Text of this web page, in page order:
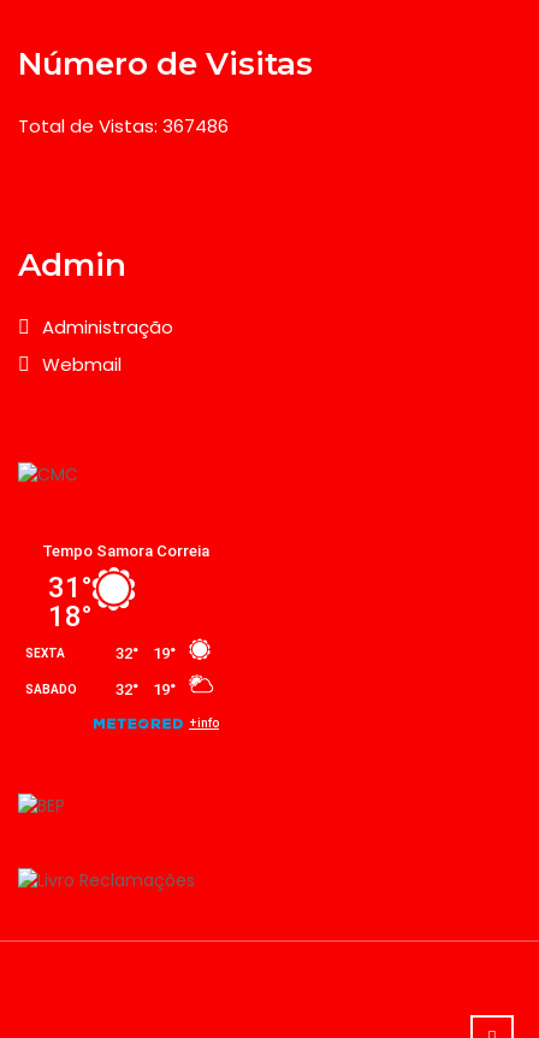
Número de Visitas
Total de Vistas: 367486
Admin
Administração
Webmail